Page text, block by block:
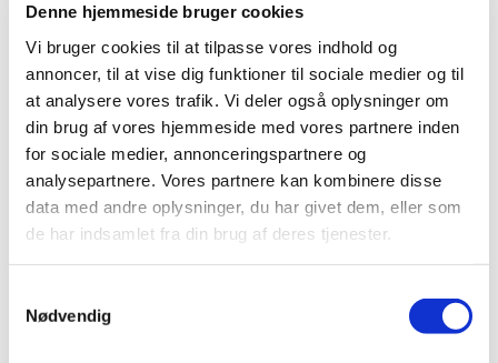
Denne hjemmeside bruger cookies
Vi bruger cookies til at tilpasse vores indhold og
annoncer, til at vise dig funktioner til sociale medier og til
at analysere vores trafik. Vi deler også oplysninger om
din brug af vores hjemmeside med vores partnere inden
for sociale medier, annonceringspartnere og
analysepartnere. Vores partnere kan kombinere disse
data med andre oplysninger, du har givet dem, eller som
de har indsamlet fra din brug af deres tjenester.
Nødvendig
Medvirkende:
Uffe Holmsgaard Eriksen: Cittern, mandolin, guitar
Jesper Bylling: bas
Rune Eyermann: trommer
Anne Odgård: vokal og flygelhorn